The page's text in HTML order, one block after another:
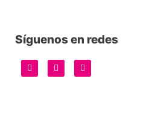
Síguenos en redes